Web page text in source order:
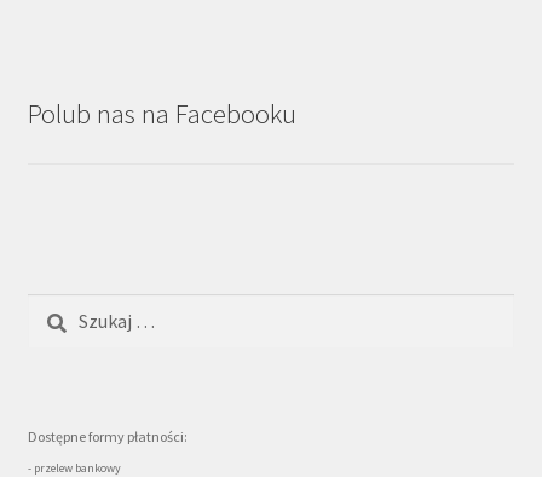
Polub nas na Facebooku
Dostępne formy płatności:
- przelew bankowy